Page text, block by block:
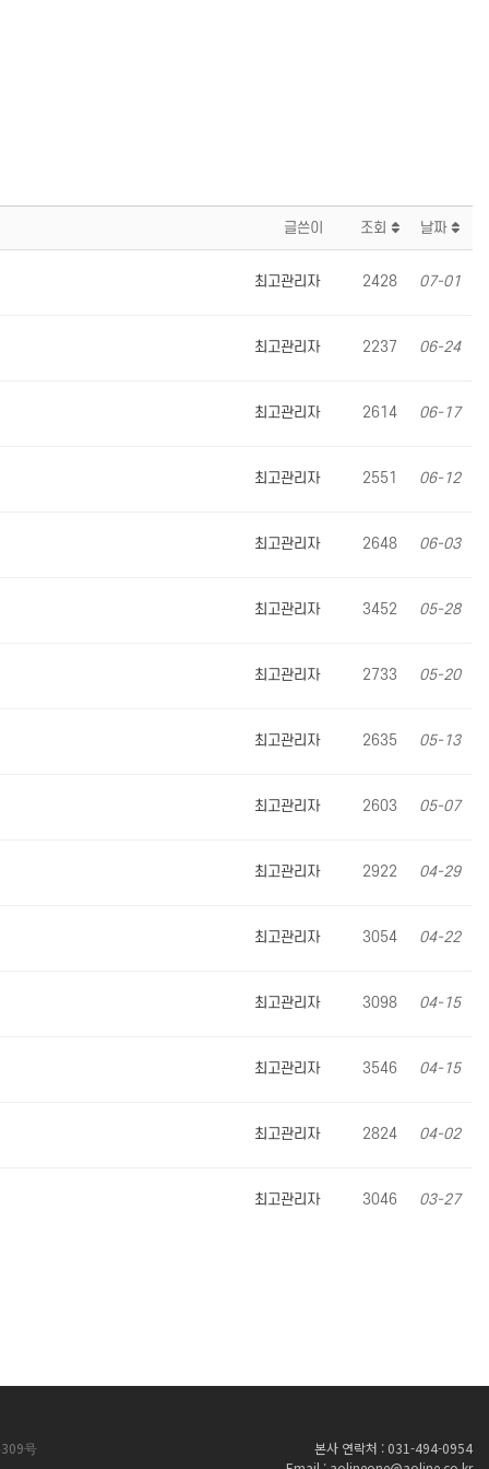
글쓴이 조회 날짜
최고관리자 2428 07-01
최고관리자 2237 06-24
최고관리자 2614 06-17
최고관리자 2551 06-12
최고관리자 2648 06-03
최고관리자 3452 05-28
최고관리자 2733 05-20
최고관리자 2635 05-13
최고관리자 2603 05-07
최고관리자 2922 04-29
최고관리자 3054 04-22
최고관리자 3098 04-15
최고관리자 3546 04-15
최고관리자 2824 04-02
최고관리자 3046 03-27
号
본사 연락처 : 031-494-0954